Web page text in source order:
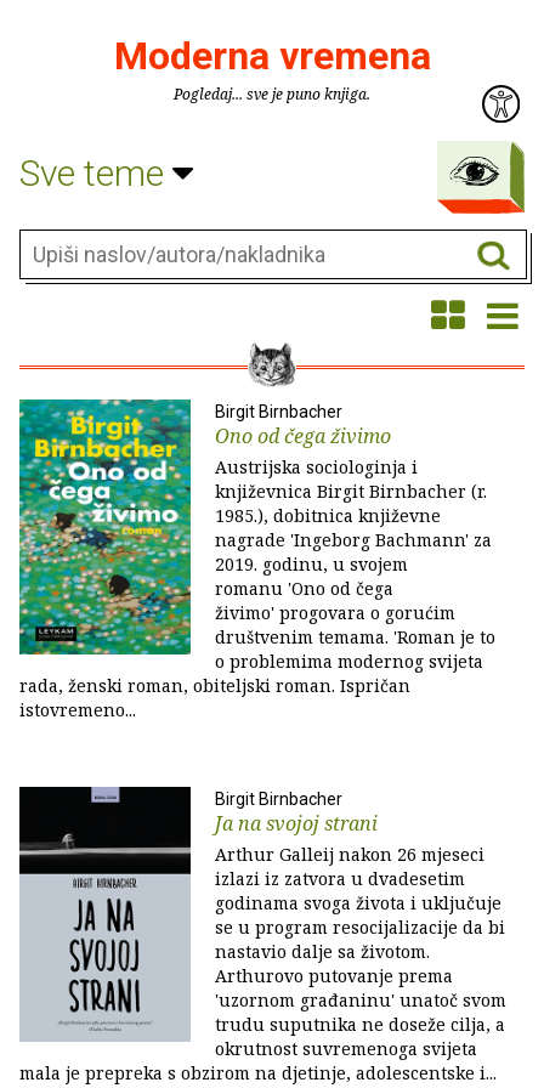
Moderna vremena
Pogledaj... sve je puno knjiga.
Sve teme
Birgit Birnbacher
Ono od čega živimo
Austrijska sociologinja i
književnica Birgit Birnbacher (r.
1985.), dobitnica književne
nagrade 'Ingeborg Bachmann' za
2019. godinu, u svojem
romanu 'Ono od čega
živimo' progovara o gorućim
društvenim temama. 'Roman je to
o problemima modernog svijeta
rada, ženski roman, obiteljski roman. Ispričan
istovremeno...
Birgit Birnbacher
Ja na svojoj strani
Arthur Galleij nakon 26 mjeseci
izlazi iz zatvora u dvadesetim
godinama svoga života i uključuje
se u program resocijalizacije da bi
nastavio dalje sa životom.
Arthurovo putovanje prema
'uzornom građaninu' unatoč svom
trudu suputnika ne doseže cilja, a
okrutnost suvremenoga svijeta
mala je prepreka s obzirom na djetinje, adolescentske i...